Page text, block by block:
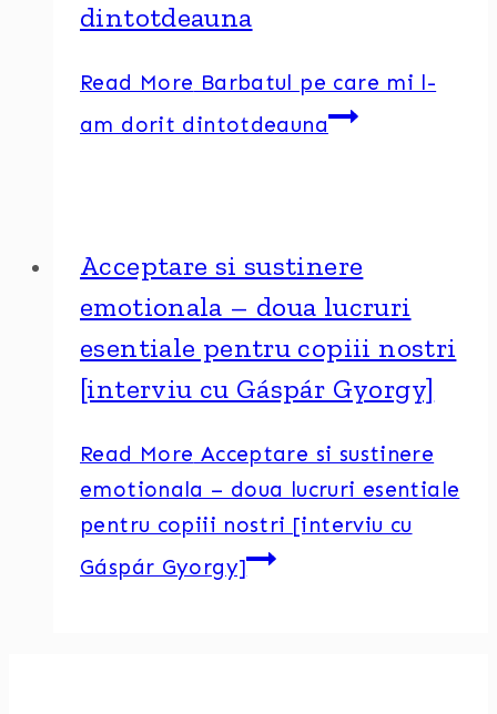
dintotdeauna
Read More Barbatul pe care mi l-
am dorit dintotdeauna
Acceptare si sustinere
emotionala – doua lucruri
esentiale pentru copiii nostri
[interviu cu Gáspár Gyorgy]
Read More Acceptare si sustinere
emotionala – doua lucruri esentiale
pentru copiii nostri [interviu cu
Gáspár Gyorgy]